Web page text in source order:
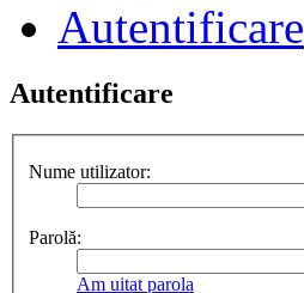
Autentificare
Autentificare
Nume utilizator:
Parolă:
Am uitat parola